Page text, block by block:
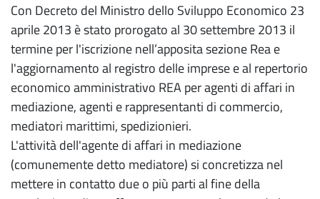
Con Decreto del Ministro dello Sviluppo Economico 23
aprile 2013 è stato prorogato al 30 settembre 2013 il
termine per l'iscrizione nell’apposita sezione Rea e
l'aggiornamento al registro delle imprese e al repertorio
economico amministrativo REA per agenti di affari in
mediazione, agenti e rappresentanti di commercio,
mediatori marittimi, spedizionieri.
L'attività dell'agente di affari in mediazione
(comunemente detto mediatore) si concretizza nel
mettere in contatto due o più parti al fine della